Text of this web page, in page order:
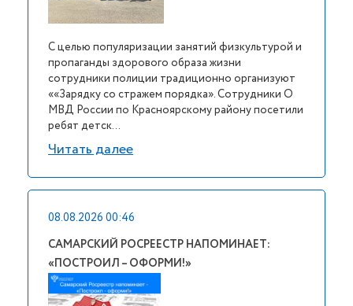
С целью популяризации занятий физкультурой и
пропаганды здорового образа жизни
сотрудники полиции традиционно организуют
««Зарядку со стражем порядка». Сотрудники О
МВД России по Красноярскому району посетили
ребят детск...
Читать далее
08.08.2026 00:46
САМАРСКИЙ РОСРЕЕСТР НАПОМИНАЕТ:
«ПОСТРОИЛ – ОФОРМИ!»